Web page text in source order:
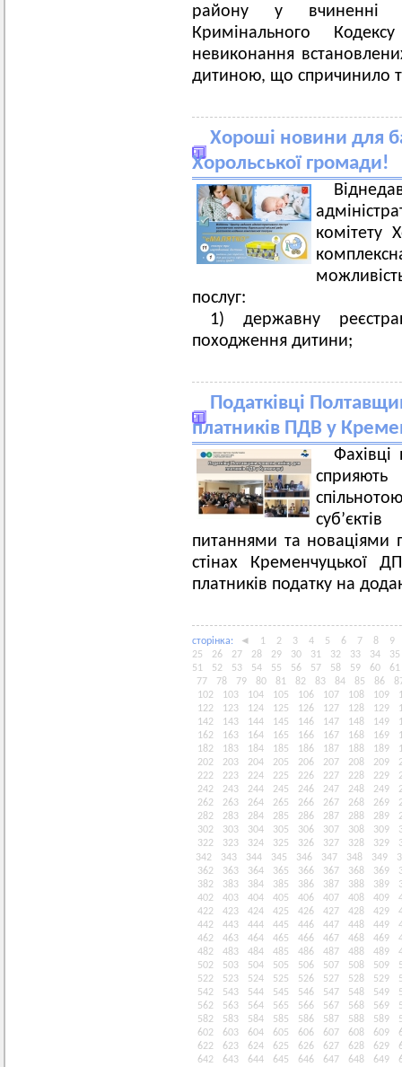
району у вчиненні
Кримінального
невиконання
дитиною, що спричинило
Хороші новини для
Хорольської громади!
комітету
послуг:
1) державну
походження дитини;
Податківці
платників ПДВ у
Фахівці
сприяють
питаннями та новаціями
стінах Кременчуцької
платників податку на
сторiнка: ◄ 1 2 3 4 5 6 7 8
9
25
26 27 28 29 30 31 32 33 34
35
51
52 53 54 55 56 57 58 59 60
61
77
78 79 80 81 82 83 84 85 86
102
103 104 105 106 107 108 109
122
123 124 125 126 127 128 129
142
143 144 145 146 147 148 149
162
163 164 165 166 167 168 169
182
183 184 185 186 187 188 189
202
203 204 205 206 207 208 209
222
223 224 225 226 227 228 229
242
243 244 245 246 247 248 249
262
263 264 265 266 267 268 269
282
283 284 285 286 287 288 289
302
303 304 305 306 307 308 309
322
323 324 325 326 327 328 329
342
343 344 345 346 347 348 349
362
363 364 365 366 367 368 369
382
383 384 385 386 387 388 389
402
403 404 405 406 407 408 409
422
423 424 425 426 427 428 429
442
443 444 445 446 447 448 449
462
463 464 465 466 467 468 469
482
483 484 485 486 487 488 489
502
503 504 505 506 507 508 509
522
523 524 525 526 527 528 529
542
543 544 545 546 547 548 549
562
563 564 565 566 567 568 569
582
583 584 585 586 587 588 589
602
603 604 605 606 607 608 609
622
623 624 625 626 627 628 629
642
643 644 645 646 647 648 649